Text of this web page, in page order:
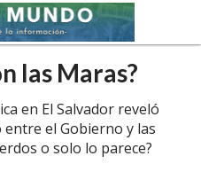
las Maras?
en El Salvador reveló
el Gobierno y las
o solo lo parece?